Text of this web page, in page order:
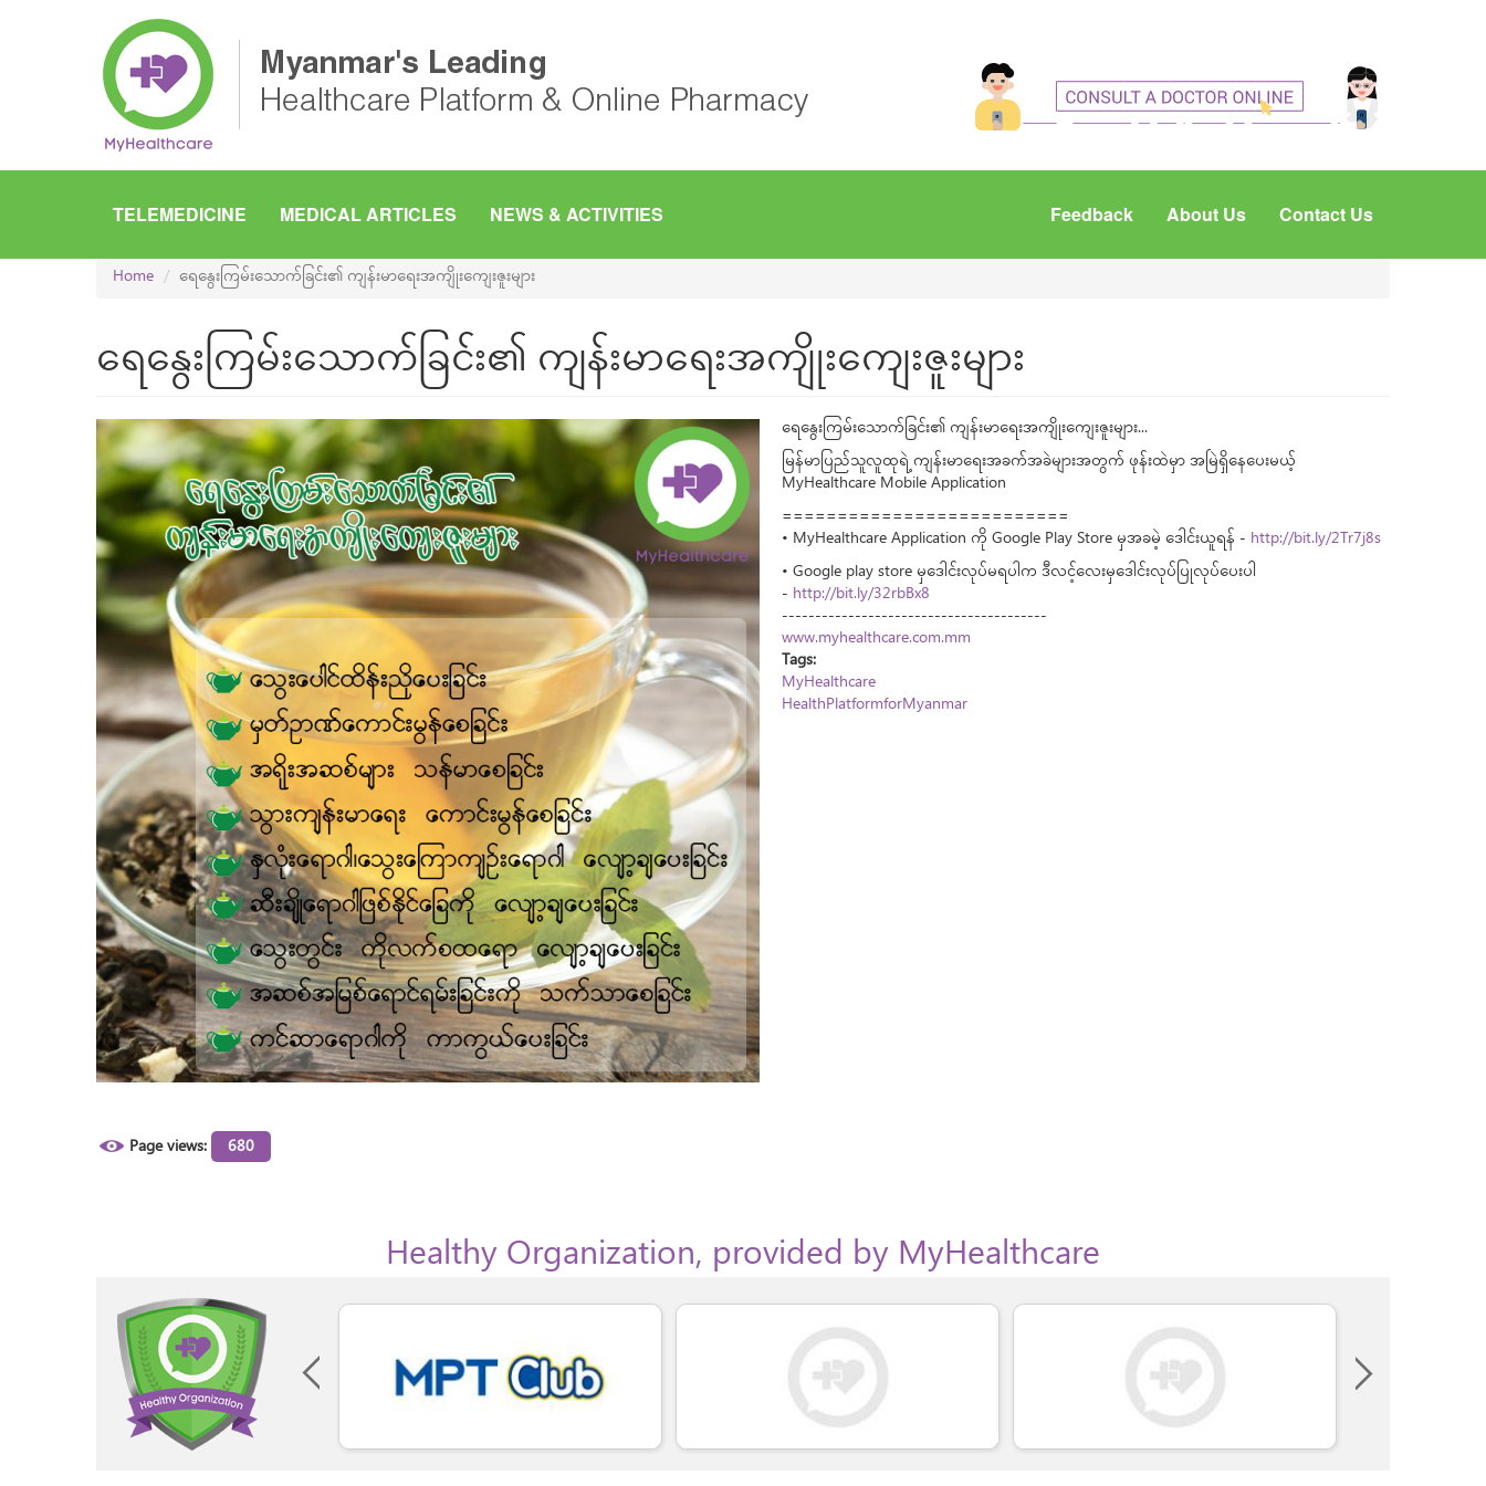
TELEMEDICINE MEDICAL ARTICLES NEWS & ACTIVITIES Feedback About Us Contact Us
Home ရေနွေးကြမ်းသောက်ခြင်း၏ ကျန်းမာရေးအကျိုးကျေးဇူးများ
ရေနွေးကြမ်းသောက်ခြင်း၏ ကျန်းမာရေးအကျိုးကျေးဇူးများ
ရေနွေးကြမ်းသောက်ခြင်း၏ ကျန်းမာရေးအကျိုးကျေးဇူးများ...
မြန်မာပြည်သူလူထုရဲ့ ကျန်းမာရေးအခက်အခဲများအတွက် ဖုန်းထဲမှာ အမြဲရှိနေပေးမယ့်
MyHealthcare Mobile Application
==========================
• MyHealthcare Application ကို Google Play Store မှအခမဲ့ ဒေါင်းယူရန် - http://bit.ly/2Tr7j8s
• Google play store မှဒေါင်းလုပ်မရပါက ဒီလင့်လေးမှဒေါင်းလုပ်ပြုလုပ်ပေးပါ
- http://bit.ly/32rbBx8
----------------------------------------
www.myhealthcare.com.mm
Tags:
MyHealthcare
HealthPlatformforMyanmar
Page views: 680
Healthy Organization, provided by MyHealthcare